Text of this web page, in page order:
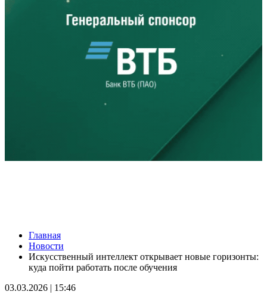
9 августа на нескольких улицах Самары не будет холодной
воды
09.08.2026 | 10:29
В Самарской области 9 августа около 5 часов действовала
09.08.2026 | 10:24
Главная
Новости
Искусственный интеллект открывает новые горизонты:
куда пойти работать после обучения
03.03.2026 | 15:46